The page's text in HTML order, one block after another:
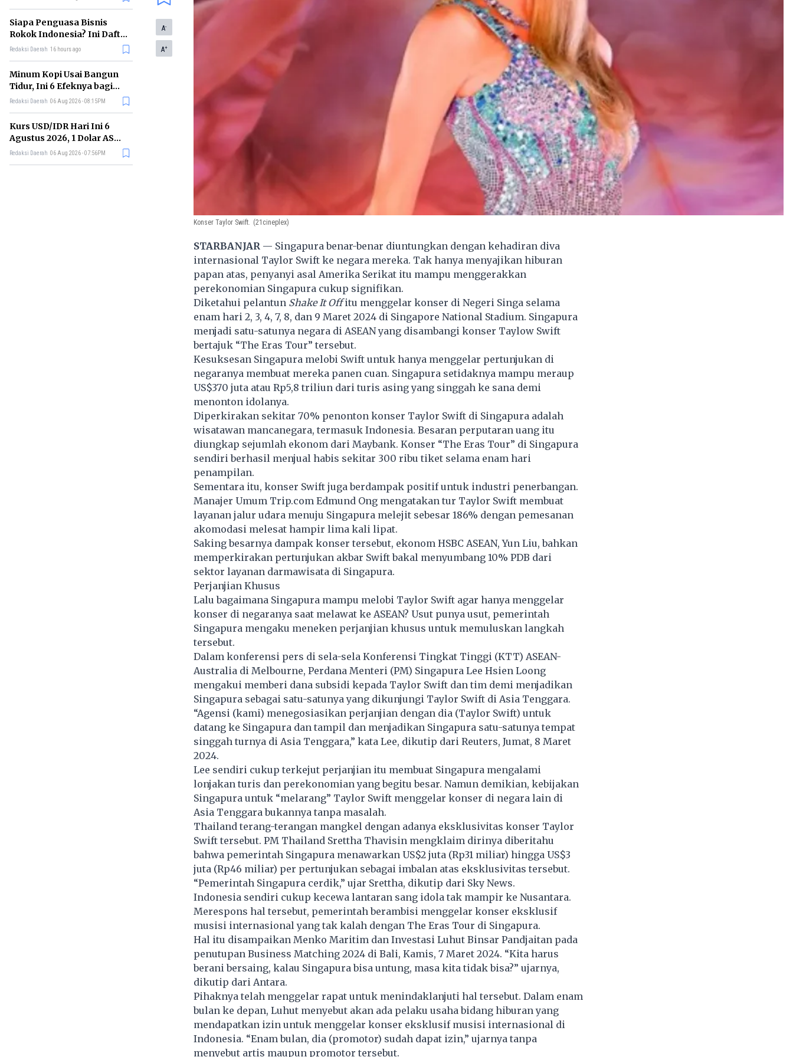
Siapa Penguasa Bisnis
Rokok Indonesia? Ini Daftar
Perusahaan Terbesarnya
Redaksi Daerah 16 hours ago
Minum Kopi Usai Bangun
Tidur, Ini 6 Efeknya bagi
Kesehatan Tubuh
Redaksi Daerah 06 Aug 2026 - 08:15PM
Kurs USD/IDR Hari Ini 6
Agustus 2026, 1 Dolar AS
Kini Berapa Rupiah?
Redaksi Daerah 06 Aug 2026 - 07:56PM
A-
A+
Konser Taylor Swift. (21cineplex)
STARBANJAR — Singapura benar-benar diuntungkan dengan kehadiran diva
internasional Taylor Swift ke negara mereka. Tak hanya menyajikan hiburan
papan atas, penyanyi asal Amerika Serikat itu mampu menggerakkan
perekonomianSingapuracukup signifikan.
Diketahui pelantun Shake It Offitu menggelar konser di Negeri Singa selama
enam hari 2, 3, 4, 7, 8, dan 9 Maret 2024 di Singapore National Stadium. Singapura
menjadi satu-satunya negara di ASEAN yang disambangi konser Taylow Swift
bertajuk “The Eras Tour” tersebut.
Kesuksesan Singapura melobi Swift untuk hanya menggelar pertunjukan di
negaranya membuat mereka panen cuan. Singapura setidaknya mampu meraup
US$370 juta atau Rp5,8 triliun dari turis asing yang singgah ke sana demi
menonton idolanya.
Diperkirakan sekitar 70% penonton konser Taylor Swiftdi Singapura adalah
wisatawan mancanegara, termasuk Indonesia. Besaran perputaran uang itu
diungkap sejumlah ekonom dari Maybank. Konser “The Eras Tour” di Singapura
sendiri berhasil menjual habis sekitar 300 ribu tiket selama enam hari
penampilan.
Sementara itu, konser Swift juga berdampak positif untuk industri penerbangan.
Manajer Umum Trip.com Edmund Ong mengatakan tur Taylor Swift membuat
layanan jalur udara menuju Singapura melejit sebesar 186% dengan pemesanan
akomodasi melesat hampir lima kali lipat.
Saking besarnya dampak konser tersebut, ekonom HSBC ASEAN, Yun Liu, bahkan
memperkirakan pertunjukan akbar Swift bakal menyumbang 10% PDB dari
sektor layanan darmawisata di Singapura.
Perjanjian Khusus
Lalu bagaimana Singapura mampu melobi Taylor Swift agar hanya menggelar
konser di negaranya saat melawat ke ASEAN? Usut punya usut, pemerintah
Singapura mengaku meneken perjanjian khusus untuk memuluskan langkah
tersebut.
Dalam konferensi pers di sela-sela Konferensi Tingkat Tinggi (KTT) ASEAN-
Australia di Melbourne, Perdana Menteri (PM) Singapura Lee Hsien Loong
mengakui memberi dana subsidi kepada Taylor Swift dan tim demi menjadikan
Singapura sebagai satu-satunya yang dikunjungi Taylor Swift di Asia Tenggara.
“Agensi (kami) menegosiasikan perjanjian dengan dia (Taylor Swift) untuk
datang ke Singapura dan tampil dan menjadikan Singapura satu-satunya tempat
singgah turnya di Asia Tenggara,” kata Lee, dikutip dari Reuters, Jumat, 8 Maret
2024.
Lee sendiri cukup terkejut perjanjian itu membuat Singapura mengalami
lonjakan turis dan perekonomian yang begitu besar. Namun demikian, kebijakan
Singapura untuk “melarang” Taylor Swift menggelar konser di negara lain di
Asia Tenggara bukannya tanpa masalah.
Thailand terang-terangan mangkel dengan adanya eksklusivitas konser Taylor
Swift tersebut. PM Thailand Srettha Thavisin mengklaim dirinya diberitahu
bahwa pemerintah Singapura menawarkan US$2 juta (Rp31 miliar) hingga US$3
juta (Rp46 miliar) per pertunjukan sebagai imbalan atas eksklusivitas tersebut.
“Pemerintah Singapura cerdik,” ujar Srettha, dikutip dari Sky News.
Indonesia sendiri cukup kecewa lantaran sang idola tak mampir ke Nusantara.
Merespons hal tersebut, pemerintah berambisi menggelar konser eksklusif
musisi internasional yang tak kalah dengan The Eras Tour di Singapura.
Hal itu disampaikan Menko Maritim dan Investasi Luhut Binsar Pandjaitan pada
penutupan Business Matching 2024 di Bali, Kamis, 7 Maret 2024. “Kita harus
berani bersaing, kalau Singapura bisa untung, masa kita tidak bisa?” ujarnya,
dikutip dari Antara.
Pihaknya telah menggelar rapat untuk menindaklanjuti hal tersebut. Dalam enam
bulan ke depan, Luhut menyebut akan ada pelaku usaha bidang hiburan yang
mendapatkan izin untuk menggelar konser eksklusif musisi internasional di
Indonesia. “Enam bulan, dia (promotor) sudah dapat izin,” ujarnya tanpa
menyebut artis maupun promotor tersebut.